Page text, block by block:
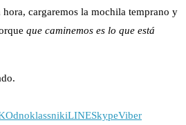
cargaremos la mochila temprano y
que caminemos es lo que está
OdnoklassnikiLINESkypeViber